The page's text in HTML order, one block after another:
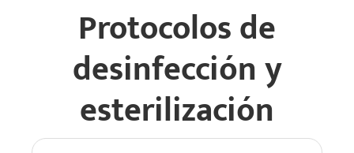
Protocolos de
desinfección y
esterilización